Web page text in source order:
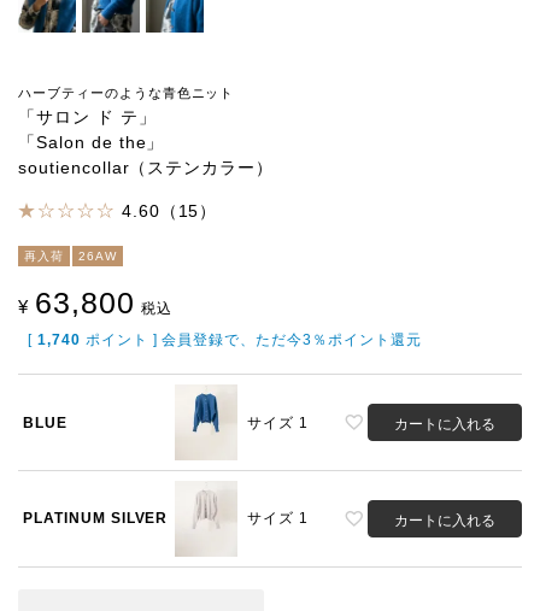
ハーブティーのような青色ニット
「サロン ド テ」
「Salon de the」
soutiencollar（ステンカラー）
4.60（15）
再入荷 26AW
¥ 63,800 税込
[ 1,740 ポイント ] 会員登録で、ただ今3％ポイント還元
BLUE サイズ 1 カートに入れる
PLATINUM SILVER サイズ 1 カートに入れる